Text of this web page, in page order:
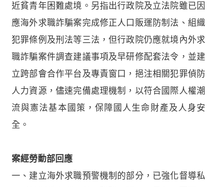
近貧青年困難處境。另指出行政院及立法院雖已因
應海外求職詐騙案完成修正人口販運防制法、組織
犯罪條例及刑法等三法，但行政院仍應就境內外求
職詐騙案件調查建議事項及早研修配套法令，並建
立跨部會合作平台及專責窗口，挹注相關犯罪偵防
人力資源，儘速完備處理機制，以符合國際人權潮
流與憲法基本國策，保障國人生命財產及人身安
全。
案經勞動部回應
一、建立海外求職預警機制的部分，已強化督導私